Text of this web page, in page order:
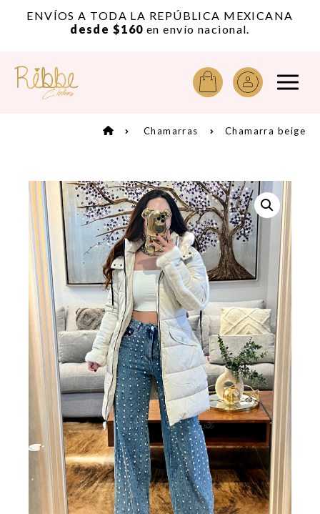
ENVÍOS A TODA LA REPÚBLICA MEXICANA
desde $160 en envío nacional.
Chamarras Chamarra beige